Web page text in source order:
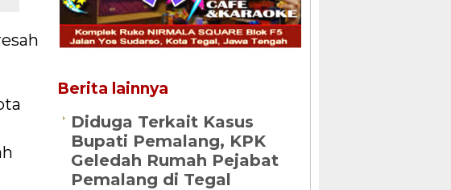
Berita lainnya
Diduga Terkait Kasus
Bupati Pemalang, KPK
Geledah Rumah Pejabat
Pemalang di Tegal